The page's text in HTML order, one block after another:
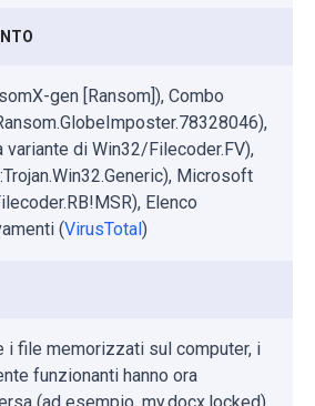
gen [Ransom]), Combo
variante di Win32/Filecoder.FV),
Microsoft
Elenco
(VirusTotal )
i file memorizzati sul computer, i
funzionanti hanno ora